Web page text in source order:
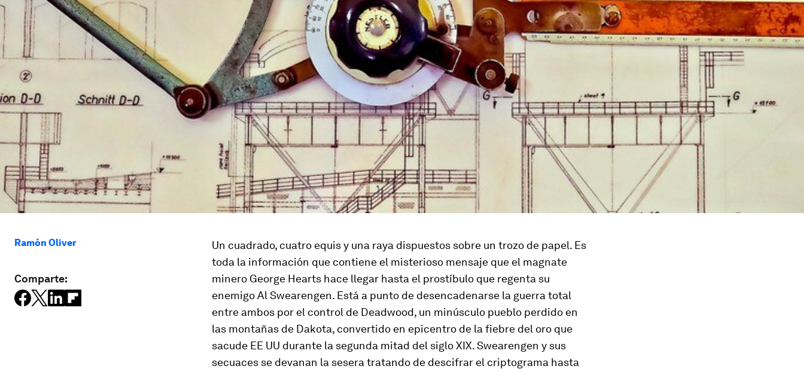
Ramón Oliver
Comparte:
Un cuadrado, cuatro equis y una raya dispuestos sobre un trozo de papel. Es
toda la información que contiene el misterioso mensaje que el magnate
minero George Hearts hace llegar hasta el prostíbulo que regenta su
enemigo Al Swearengen. Está a punto de desencadenarse la guerra total
entre ambos por el control de Deadwood, un minúscu­lo pueblo perdido en
las montañas de Dakota, convertido en epicentro de la fiebre del oro que
sacude EE UU durante la segunda mitad del siglo XIX. Swearengen y sus
secuaces se devanan la sesera tratando de descifrar el criptograma hasta